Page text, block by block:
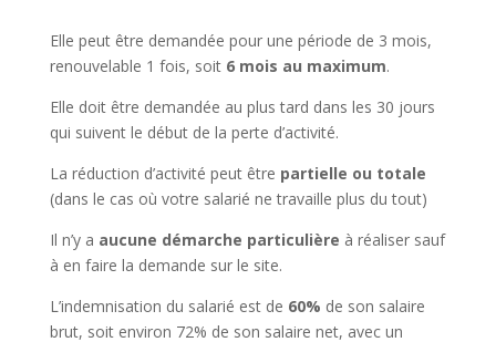
Elle peut être demandée pour une période de 3 mois,
renouvelable 1 fois, soit 6 mois au maximum.
Elle doit être demandée au plus tard dans les 30 jours
qui suivent le début de la perte d’activité.
La réduction d’activité peut être partielle ou totale
(dans le cas où votre salarié ne travaille plus du tout)
Il n’y a aucune démarche particulière à réaliser sauf
à en faire la demande sur le site.
L’indemnisation du salarié est de 60% de son salaire
brut, soit environ 72% de son salaire net, avec un